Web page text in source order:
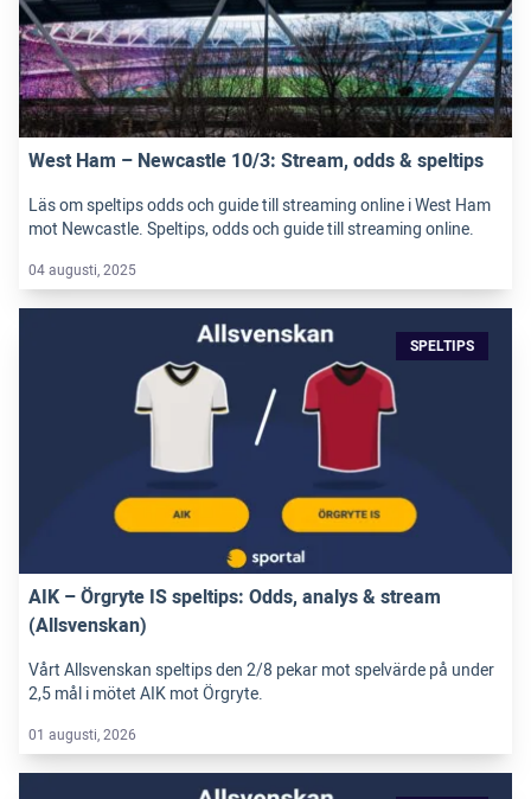
West Ham – Newcastle 10/3: Stream, odds & speltips
Läs om speltips odds och guide till streaming online i West Ham
mot Newcastle. Speltips, odds och guide till streaming online.
04 augusti, 2025
SPELTIPS
AIK – Örgryte IS speltips: Odds, analys & stream
(Allsvenskan)
Vårt Allsvenskan speltips den 2/8 pekar mot spelvärde på under
2,5 mål i mötet AIK mot Örgryte.
01 augusti, 2026